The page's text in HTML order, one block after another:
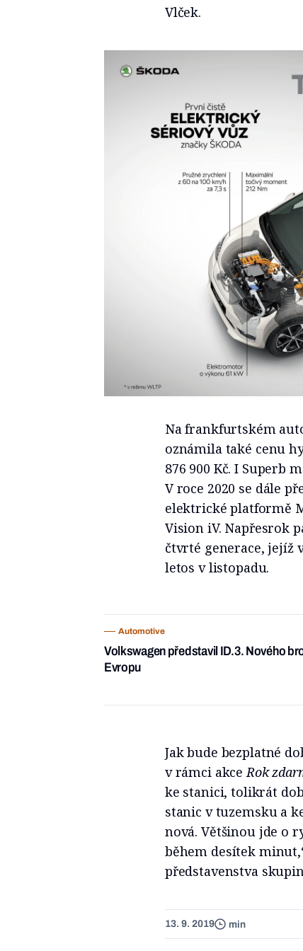
Vlček.
Na frankfurtském
oznámila také cenu
876 900 Kč. I Superb
V roce 2020 se dále
elektrické platformě
Vision iV. Napřesrok
čtvrté generace, jejíž
letos v listopadu.
Automotive
Volkswagen představil ID.3. Nového
Evropu
Jak bude bezplatné
v rámci akceRok
ke stanici, tolikrát
stanic v tuzemsku a
nová. Většinou jde o
během desítek
představenstva
13. 9. 2019 min